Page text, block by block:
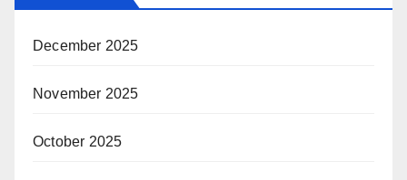
December 2025
November 2025
October 2025